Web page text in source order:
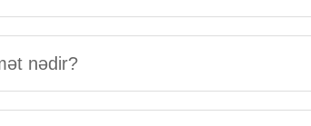
nədir?